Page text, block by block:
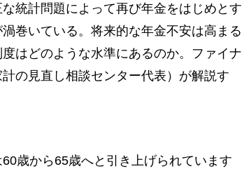
統計問題によって再び年金をはじめとす
巻いている。将来的な年金不安は高まる
はどのような水準にあるのか。ファイナ
の見直し相談センター代表）が解説す
歳から65歳へと引き上げられています